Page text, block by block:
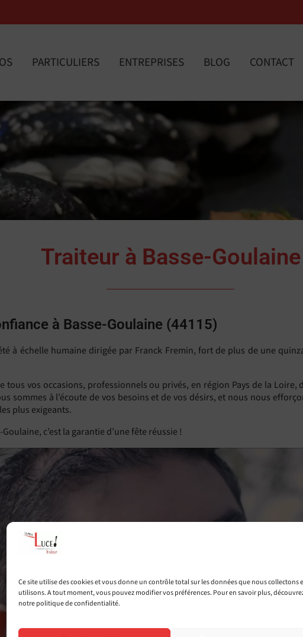
Ce site utilise des cookies et vous donne un contrôle total sur les données que nous collectons
utilisons. A tout moment, vous pouvez modifier vos préférences. Pour en savoir plus,
notre politique de confidentialité.
PARTICULIERS ENTREPRISES BLOG CONTACT
Traiteur à Basse-Goulaine
à Basse-Goulaine (44115)
à échelle humaine dirigée par Franck Fremin, fort de plus de une
vos occasions, professionnels ou privés, en région Pays de la Loire,
sommes à l’écoute de vos besoins et de vos désirs, et nous nous
plus exigeants.
c’est la garantie d’une fête réussie !